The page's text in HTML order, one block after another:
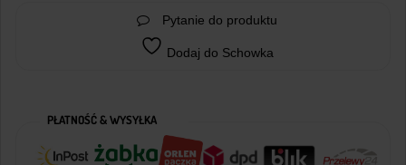
Pytanie do produktu
Dodaj do Schowka
PŁATNOŚĆ & WYSYŁKA